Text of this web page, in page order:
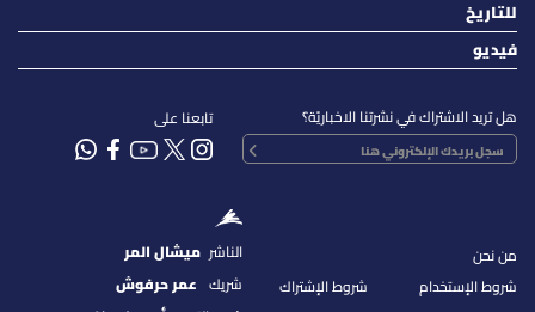
للتاريخ
فيديو
هل تريد الاشتراك في نشرتنا الاخباريّة؟ تابعنا على
من نحن
شروط الإستخدام
شروط الإشتراك
الناشر ميشال المر
شريك عمر حرفوش